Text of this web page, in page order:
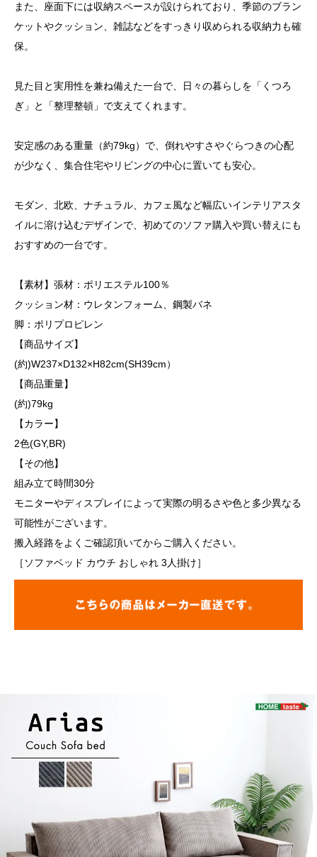
また、座面下には収納スペースが設けられており、季節のブラン
ケットやクッション、雑誌などをすっきり収められる収納力も確
保。
見た目と実用性を兼ね備えた一台で、日々の暮らしを「くつろ
ぎ」と「整理整頓」で支えてくれます。
安定感のある重量（約79kg）で、倒れやすさやぐらつきの心配
が少なく、集合住宅やリビングの中心に置いても安心。
モダン、北欧、ナチュラル、カフェ風など幅広いインテリアスタ
イルに溶け込むデザインで、初めてのソファ購入や買い替えにも
おすすめの一台です。
【素材】張材：ポリエステル100％
クッション材：ウレタンフォーム、鋼製バネ
脚：ポリプロピレン
【商品サイズ】
(約)W237×D132×H82cm(SH39cm）
【商品重量】
(約)79kg
【カラー】
2色(GY,BR)
【その他】
組み立て時間30分
モニターやディスプレイによって実際の明るさや色と多少異なる
可能性がございます。
搬入経路をよくご確認頂いてからご購入ください。
［ソファベッド カウチ おしゃれ 3人掛け］